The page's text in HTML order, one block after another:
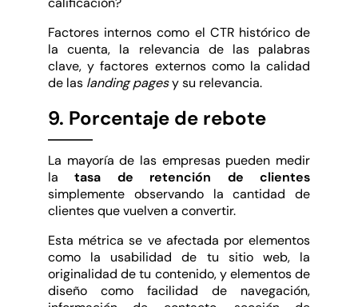
Factores internos como el CTR histórico de
la cuenta, la relevancia de las palabras
clave, y factores externos como la calidad
de las landing pagesy su relevancia.
9. Porcentaje de rebote
La mayoría de las empresas pueden medir
latasa de retención de clientes
simplemente observando la cantidad de
clientes que vuelven a convertir.
Esta métrica se ve afectada por elementos
como la usabilidad de tu sitio web, la
originalidad de tu contenido, y elementos de
diseño como facilidad de navegación,